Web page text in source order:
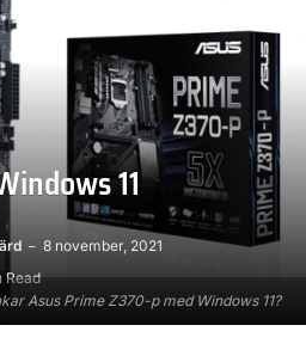
Asus Prime Z370-p med Windows 11?
11
8 november, 2021
Read